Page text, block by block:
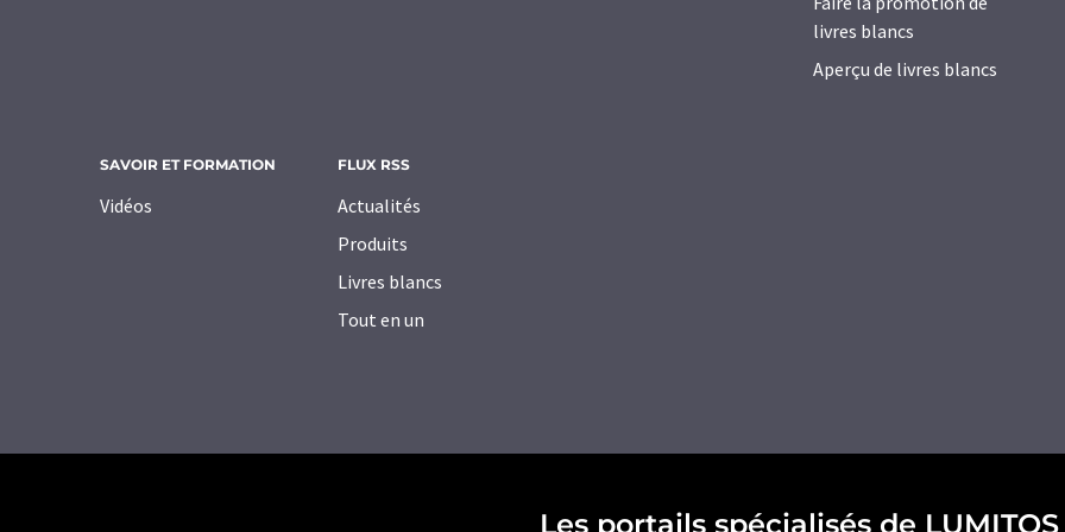
livres blancs
Aperçu de livres blancs
SAVOIR ET FORMATION
Vidéos
FLUX RSS
Actualités
Produits
Livres blancs
Tout en un
Les portails spécialisés de LUMITOS